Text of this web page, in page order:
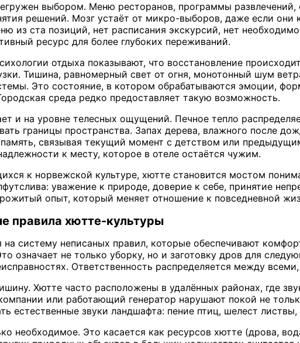
выбором. Меню ресторанов, программы
решений. Мозг устаёт от микро-выборов, даже если они
из ста позиций, нет расписания экскурсий, нет
ресурс для более глубоких переживаний.
отдыха показывают, что восстановление
Тишина, равномерный свет от огня, монотонный шум
Это состояние, в котором обрабатываются эмоции,
среда редко предоставляет такую возможность.
и на уровне телесных ощущений. Печное тепло
границы пространства. Запах дерева, влажного после
связывая текущий момент с детством или
к месту, которое в отеле остаётся чужим.
к норвежской культуре, хютте становится мостом
уважение к природе, доверие к себе, принятие
опыт, который меняет отношение к повседневной
правила хютте-культуры
на систему неписаных правил, которые обеспечивают
означает не только уборку, но и заготовку дров для
Ответственность распределяется между
Хютте часто расположены в удалённых районах, где
или работающий генератор нарушают покой не
естественные звуки ландшафта: пение птиц, шелест
необходимое. Это касается как ресурсов хютте (дрова,